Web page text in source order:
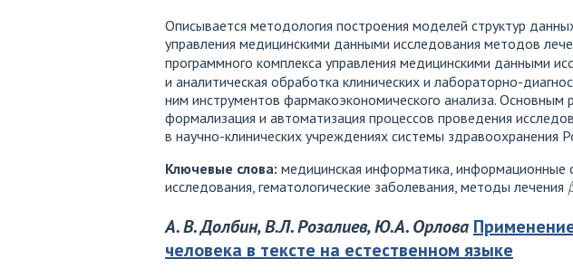
Описывается методология построения моделей структур
управления медицинскими данными исследования методов
программного комплекса управления медицинскими данными
и аналитическая обработка клинических и лабораторно-
ним инструментов фармакоэкономического анализа. Основным
формализация и автоматизация процессов проведения
в научно-клинических учреждениях системы здравоохранения
Ключевые слова: медицинская информатика, информационные
исследования, гематологические заболевания, методы лечения
А. В. Долбин, В.Л. Розалиев, Ю.А. Орлова
человека в тексте на естественном языке